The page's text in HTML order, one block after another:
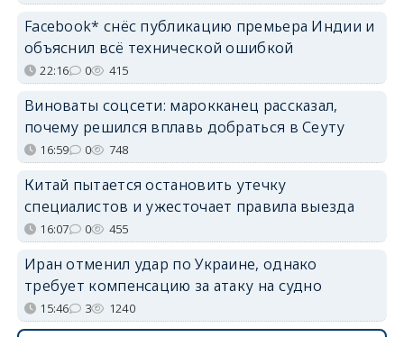
Facebook* снёс публикацию премьера Индии и
объяснил всё технической ошибкой
22:16 0 415
Виноваты соцсети: марокканец рассказал,
почему решился вплавь добраться в Сеуту
16:59 0 748
Китай пытается остановить утечку
специалистов и ужесточает правила выезда
16:07 0 455
Иран отменил удар по Украине, однако
требует компенсацию за атаку на судно
15:46 3 1240